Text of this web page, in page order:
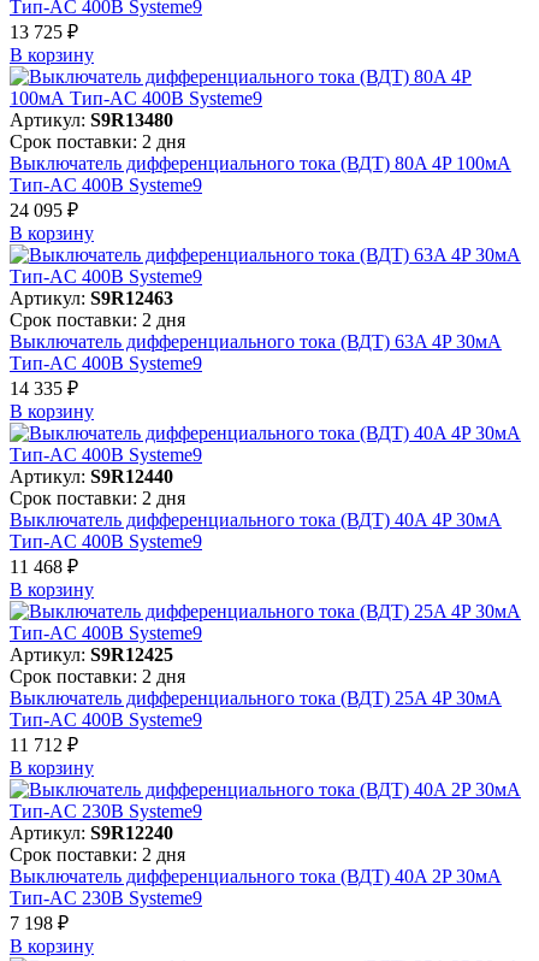
Тип-AC 400В Systeme9
13 725 ₽
В корзинy
Артикул: S9R13480
Срок поставки: 2 дня
Выключатель дифференциального тока (ВДТ) 80A 4P 100мА
Тип-AC 400В Systeme9
24 095 ₽
В корзинy
Артикул: S9R12463
Срок поставки: 2 дня
Выключатель дифференциального тока (ВДТ) 63A 4P 30мА
Тип-AC 400В Systeme9
14 335 ₽
В корзинy
Артикул: S9R12440
Срок поставки: 2 дня
Выключатель дифференциального тока (ВДТ) 40A 4P 30мА
Тип-AC 400В Systeme9
11 468 ₽
В корзинy
Артикул: S9R12425
Срок поставки: 2 дня
Выключатель дифференциального тока (ВДТ) 25A 4P 30мА
Тип-AC 400В Systeme9
11 712 ₽
В корзинy
Артикул: S9R12240
Срок поставки: 2 дня
Выключатель дифференциального тока (ВДТ) 40A 2P 30мА
Тип-AC 230В Systeme9
7 198 ₽
В корзинy